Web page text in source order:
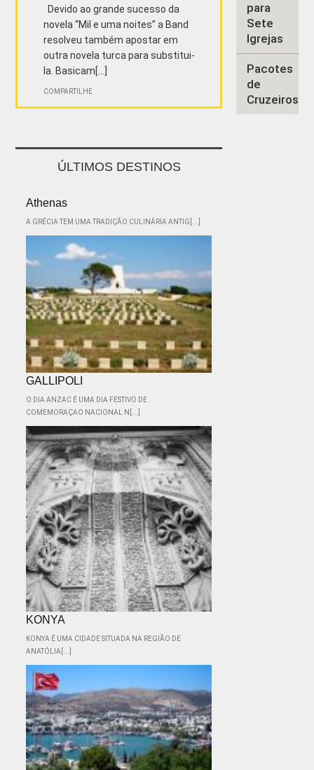
Devido ao grande sucesso da
novela “Mil e uma noites” a Band
resolveu também apostar em
outra novela turca para substitui-
la. Basicam[...]
COMPARTILHE
ÚLTIMOS DESTINOS
Athenas
A GRÉCIA TEM UMA TRADIÇÃO CULINÁRIA ANTIG[...]
GALLIPOLI
O DIA ANZAC É UMA DIA FESTIVO DE
COMEMORAÇAO NACIONAL N[...]
KONYA
KONYA É UMA CIDADE SITUADA NA REGIÃO DE
ANATÓLIA[...]
para
Sete
Igrejas
Pacotes
de
Cruzeiros